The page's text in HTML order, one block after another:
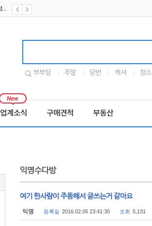
[공지] [호텔업] 개인정보 처리방침 개정본1 (19.09.02)
부부팀 주말 당번 캐셔 청소
업계소식 구매견적 부동산
익명수다방
여기 한사람이 주동해서 글쓰는거 같아요
익명 등록일 2016.02.05 23:41:30 조회 5,131